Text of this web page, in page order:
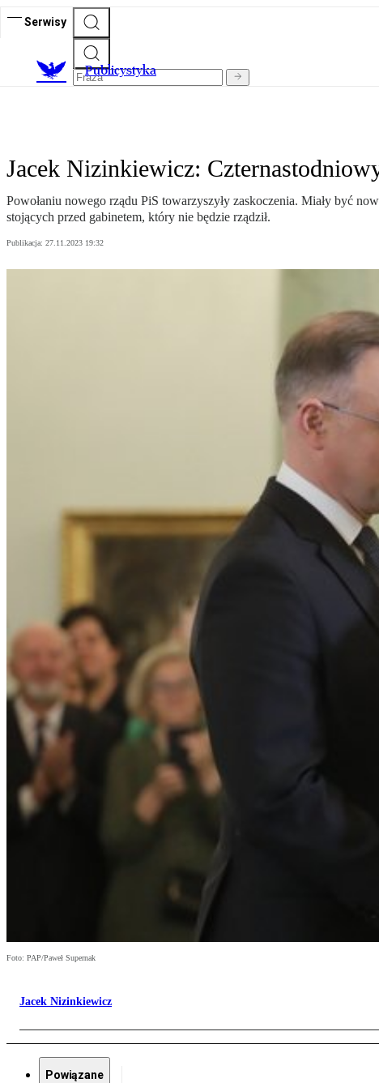
Serwisy
Publicystyka
Jacek Nizinkiewicz:
Powołaniu nowego rządu PiS towarzyszyły zaskoczenia. Miały być
stojących przed gabinetem, który nie będzie rządził.
Publikacja: 27.11.2023 19:32
Foto: PAP/Paweł Supernak
Jacek Nizinkiewicz
Powiązane